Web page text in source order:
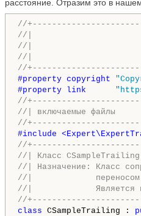
расстояние. Отразим это в
//
//|
//|
//|
//
#property copyright
#property link
//
//| включаемые файлы
//
#include
//
//| Класс CSampleTrailing.
//| Назначение:
//| переносом
//|             Является
//
class CSampleTrailing :